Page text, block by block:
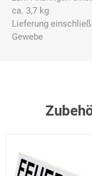
ca. 3,7 kg
Lieferung
Gewebe